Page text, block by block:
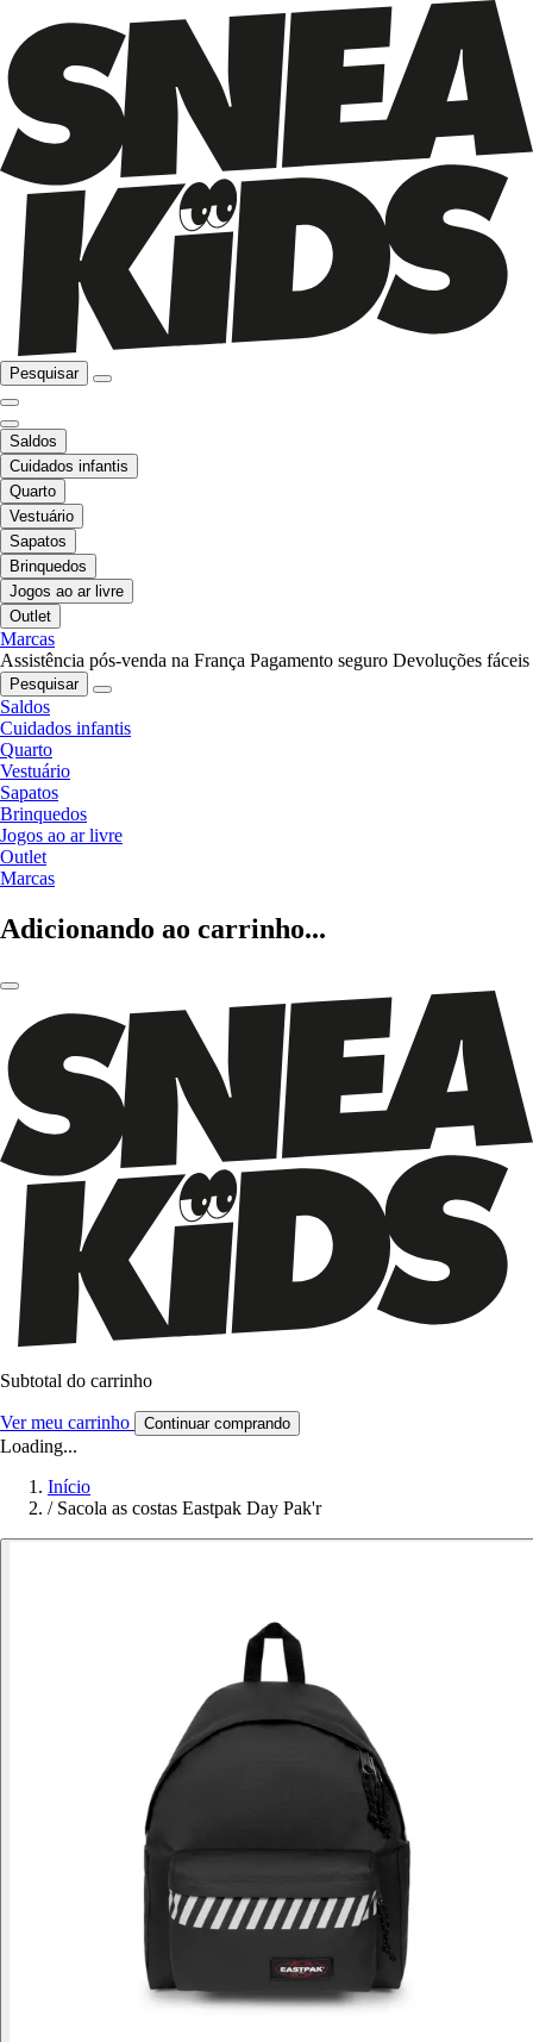
Pesquisar
Saldos
Cuidados infantis
Quarto
Vestuário
Sapatos
Brinquedos
Jogos ao ar livre
Outlet
Marcas
Assistência pós-venda na França Pagamento seguro Devoluções fáceis
Pesquisar
Saldos
Cuidados infantis
Quarto
Vestuário
Sapatos
Brinquedos
Jogos ao ar livre
Outlet
Marcas
Adicionando ao carrinho...
Subtotal do carrinho
Ver meu carrinho Continuar comprando
Loading...
Início
/ Sacola as costas Eastpak Day Pak'r